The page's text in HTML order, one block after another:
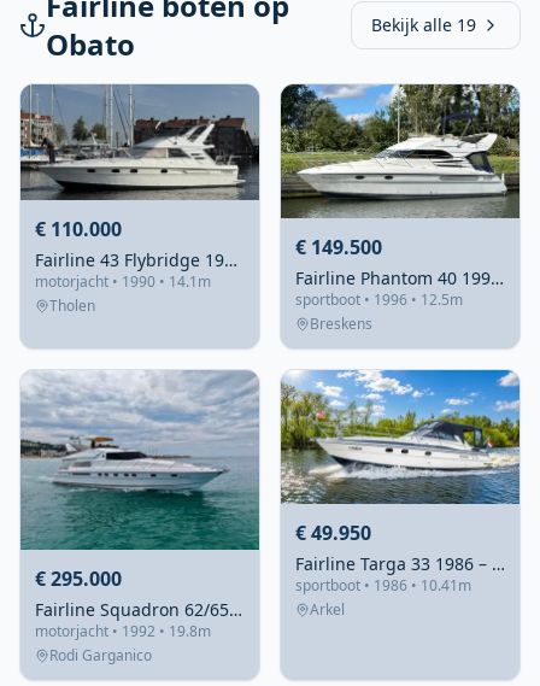
Obato
Bekijk alle 19
€ 110.000
Fairline 43 Flybridge 1990 – Sportief flybridge-motorjacht
motorjacht • 1990 • 14.1m
Tholen
€ 149.500
Fairline Phantom 40 1996 – Flybridge met 2×370 pk Volvo
sportboot • 1996 • 12.5m
Breskens
€ 295.000
Fairline Squadron 62/65 1992 – volledig liveaboard uitgerust
motorjacht • 1992 • 19.8m
Rodi Garganico
€ 49.950
Fairline Targa 33 1986 – comfortabel en sportief
sportboot • 1986 • 10.41m
Arkel